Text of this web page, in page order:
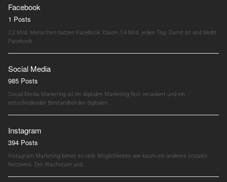
Facebook
1 Posts
2,2 Mrd. Menschen nutzen Facebook. Davon 1,4 Mrd. jeden Tag. Damit ist und bleibt
Facebook…
Social Media
985 Posts
Social Media Marketing ist im digitalen Marketing fest verankert und ein
entscheidender Bestandteil der digitalen…
Instagram
394 Posts
Instagram Marketing bietet so viele Möglichkeiten wie kaum ein anderes soziales
Netzwerk. Der Wachstum und…